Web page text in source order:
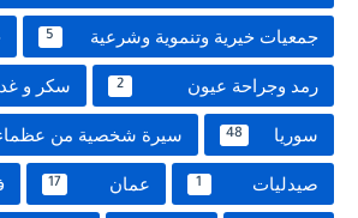
جمعيات خيرية وتنموية وشرعية 5
رمد وجراحة عيون 2 سكر و
سوريا 48 سيرة شخصية من عظماء
صيدليات 1 عمان 17